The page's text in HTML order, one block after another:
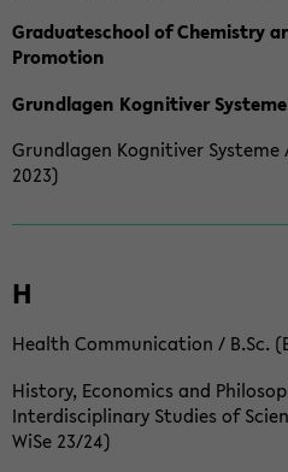
Graduateschool of Chemistry
Promotion
Grundlagen Kognitiver
Grundlagen Kognitiver Systeme
2023)
H
Health Communication / B.Sc.
History, Economics and
Interdisciplinary Studies of
WiSe 23/24)